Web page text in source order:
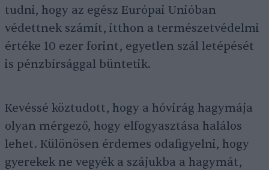
tudni, hogy az egész Európai Unióban
védettnek számít, itthon a természetvédelmi
értéke 10 ezer forint, egyetlen szál letépését
is pénzbírsággal büntetik.
Kevéssé köztudott, hogy a hóvirág hagymája
olyan mérgező, hogy elfogyasztása halálos
lehet. Különösen érdemes odafigyelni, hogy
gyerekek ne vegyék a szájukba a hagymát,